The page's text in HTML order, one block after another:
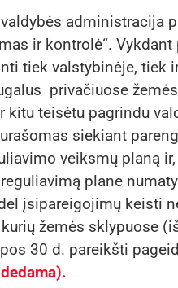
administracija
ir kontrolė“.
tiek valstybinėje, tiek
privačiuose
kitu teisėtu pagrindu
siekiant
veiksmų planą
plane
įsipareigojimų keisti
žemės sklypuose
30 d. pareikšti